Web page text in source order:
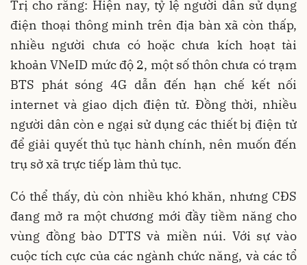
Trị cho rằng: Hiện nay, tỷ lệ người dân sử dụng
điện thoại thông minh trên địa bàn xã còn thấp,
nhiều người chưa có hoặc chưa kích hoạt tài
khoản VNeID mức độ 2, một số thôn chưa có trạm
BTS phát sóng 4G dẫn đến hạn chế kết nối
internet và giao dịch điện tử. Đồng thời, nhiều
người dân còn e ngại sử dụng các thiết bị điện tử
để giải quyết thủ tục hành chính, nên muốn đến
trụ sở xã trực tiếp làm thủ tục.
Có thể thấy, dù còn nhiều khó khăn, nhưng CĐS
đang mở ra một chương mới đầy tiềm năng cho
vùng đồng bào DTTS và miền núi. Với sự vào
cuộc tích cực của các ngành chức năng, và các tổ